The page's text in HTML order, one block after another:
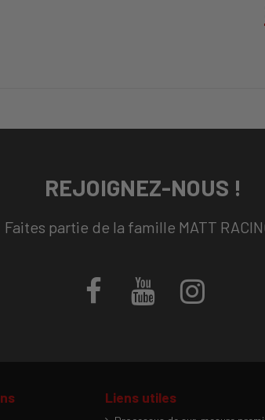
REJOIGNEZ-NOUS !
Faites partie de la famille MATT
Liens utiles